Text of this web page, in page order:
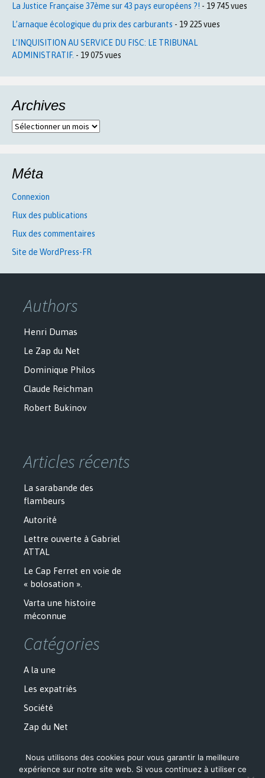
La Justice Française 37ème sur 43 pays européens ?! - 19 745 vues
L’arnaque écologique du prix des carburants - 19 225 vues
L’INQUISITION AU SERVICE DU FISC: LE TRIBUNAL
ADMINISTRATIF. - 19 075 vues
Archives
Archives
Méta
Connexion
Flux des publications
Flux des commentaires
Site de WordPress-FR
Authors
Henri Dumas
Le Zap du Net
Dominique Philos
Claude Reichman
Robert Bukinov
Articles récents
La sarabande des
flambeurs
Autorité
Lettre ouverte à Gabriel
ATTAL
Le Cap Ferret en voie de
« bolosation ».
Varta une histoire
méconnue
Catégories
A la une
Les expatriés
Société
Zap du Net
Nous utilisons des cookies pour vous garantir la meilleure
expérience sur notre site web. Si vous continuez à utiliser ce